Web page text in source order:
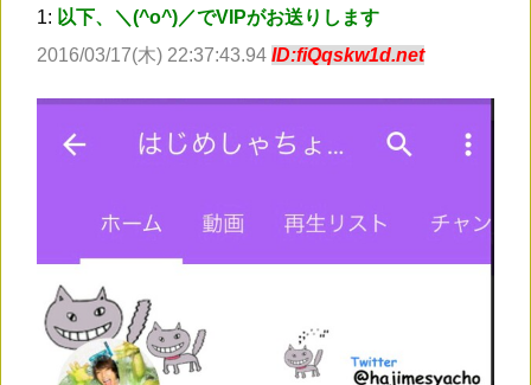
1: 以下、＼(^o^)／でVIPがお送りします
2016/03/17(木) 22:37:43.94 ID:fiQqskw1d.net